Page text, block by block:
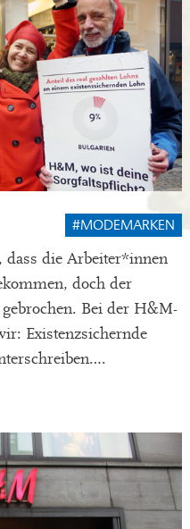
#MODEMARKEN
dass die Arbeiter*innen
doch der
Bei der H&M-
Existenzsichernde